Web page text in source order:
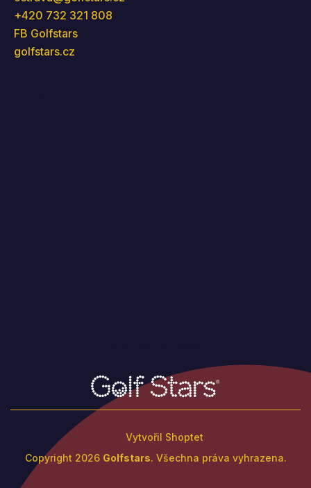
+420 732 321 808
FB Golfstars
golfstars.cz
Vytvořil Shoptet
Copyright 2026 Golfstars. Všechna práva vyhrazena.